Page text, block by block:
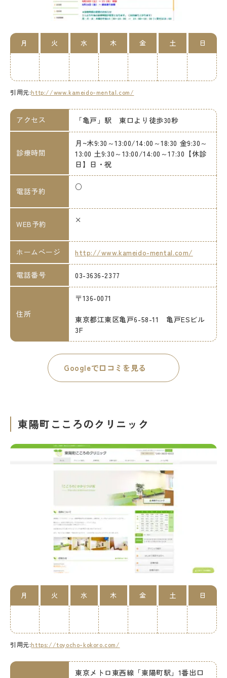
月 火 水 木 金 土 日
引用元:http://www.kameido-mental.com/
アクセス 「亀戸」駅 東口より徒歩30秒
診療時間
月~木9:30～13:00/14:00～18:30 金9:30～
13:00 土9:30～13:00/14:00～17:30【休診
日】日・祝
電話予約 ○
WEB予約 ×
ホームページ http://www.kameido-mental.com/
電話番号 03-3636-2377
住所
〒136-0071
東京都江東区亀戸6-58-11 亀戸ESビル
3F
Googleで口コミを見る
東陽町こころのクリニック
月 火 水 木 金 土 日
引用元:https://toyocho-kokoro.com/
東京メトロ東西線「東陽町駅」1番出口